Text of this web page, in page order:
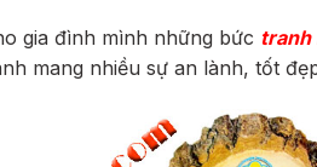
gia đình mình những bức tranh
mang nhiều sự an lành, tốt